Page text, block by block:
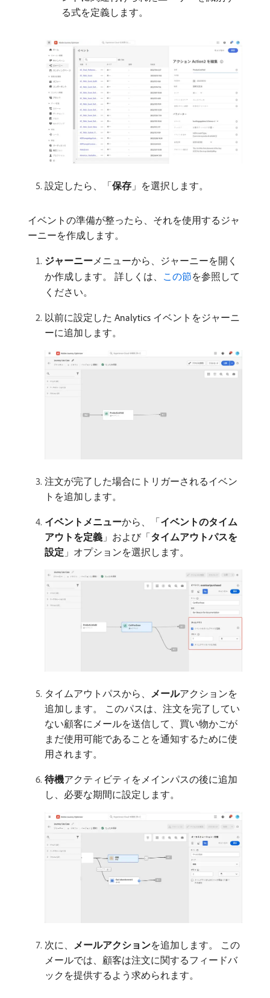
る式を定義します。
設定したら、「保存 」を選択します。
イベントの準備が整ったら、それを使用するジャ
ーニーを作成します。
ジャーニー ​メニューから、ジャーニーを開く
か作成します。 詳しくは、 この節を参照して
ください。
以前に設定した Analytics イベントをジャーニ
ーに追加します。
注文が完了した場合にトリガーされるイベン
トを追加します。
イベントメニュー​から、「イベントのタイム
アウトを定義 」および「タイムアウトパスを
設定 」オプションを選択します。
タイムアウトパスから、 メール​アクションを
追加します。 このパスは、注文を完了してい
ない顧客にメールを送信して、買い物かごが
まだ使用可能であることを通知するために使
用されます。
待機​アクティビティをメインパスの後に追加
し、必要な期間に設定します。
次に、 メールアクション​を追加します。 この
メールでは、顧客は注文に関するフィードバ
ックを提供するよう求められます。